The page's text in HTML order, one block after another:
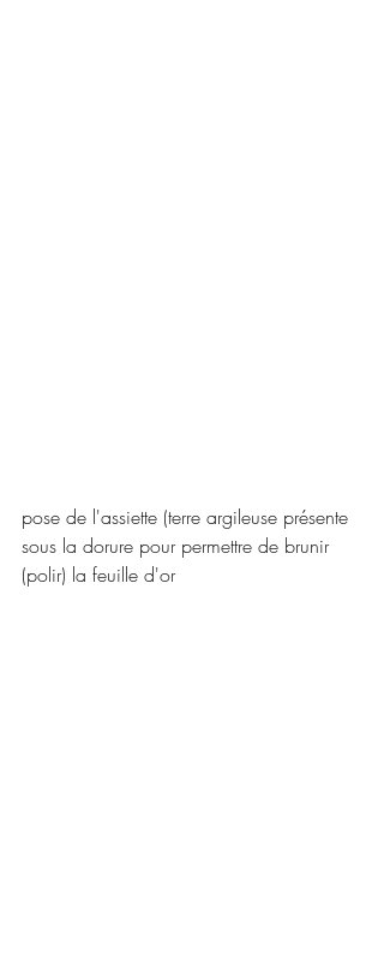
pose de l'assiette (terre argileuse présente
sous la dorure pour permettre de brunir
(polir) la feuille d'or